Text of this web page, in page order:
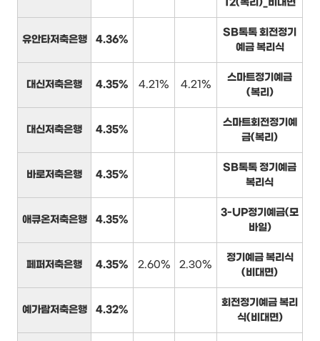
12(복리)_비대면
유안타저축은행 4.36%
SB톡톡 회전정기
예금 복리식
대신저축은행 4.35% 4.21% 4.21%
스마트정기예금
(복리)
대신저축은행 4.35%
스마트회전정기예
금(복리)
바로저축은행 4.35%
SB톡톡 정기예금
복리식
애큐온저축은행 4.35%
3-UP정기예금(모
바일)
페퍼저축은행 4.35% 2.60% 2.30%
정기예금 복리식
(비대면)
예가람저축은행 4.32%
회전정기예금 복리
식(비대면)